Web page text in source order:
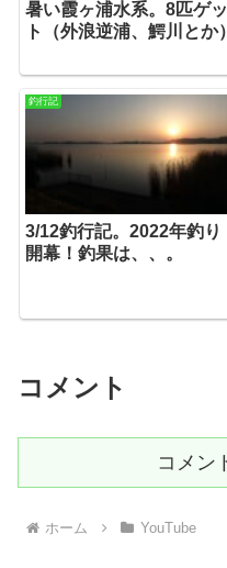
暑い霞ヶ浦水系。8匹ゲッ
ト（外浪逆浦、鰐川とか）
釣行記
3/12釣行記。2022年釣り
開幕！釣果は、、。
コメント
コメン
ホーム YouTube